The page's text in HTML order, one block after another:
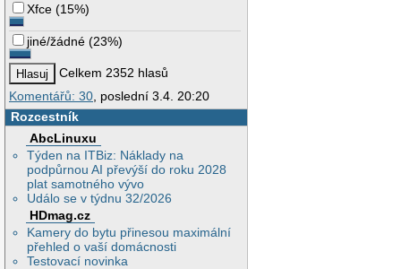
Xfce (15%)
jiné/žádné (23%)
Celkem 2352 hlasů
Komentářů: 30 , poslední 3.4. 20:20
Rozcestník
AbcLinuxu
Týden na ITBiz: Náklady na
podpůrnou AI převýší do roku 2028
plat samotného vývo
Událo se v týdnu 32/2026
HDmag.cz
Kamery do bytu přinesou maximální
přehled o vaší domácnosti
Testovací novinka